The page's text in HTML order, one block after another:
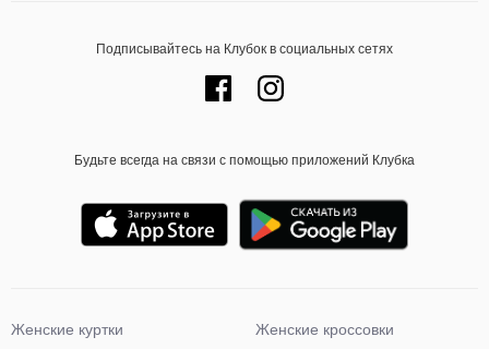
Подписывайтесь на Клубок в социальных сетях
Будьте всегда на связи с помощью приложений Клубка
Женские куртки
Женские кроссовки